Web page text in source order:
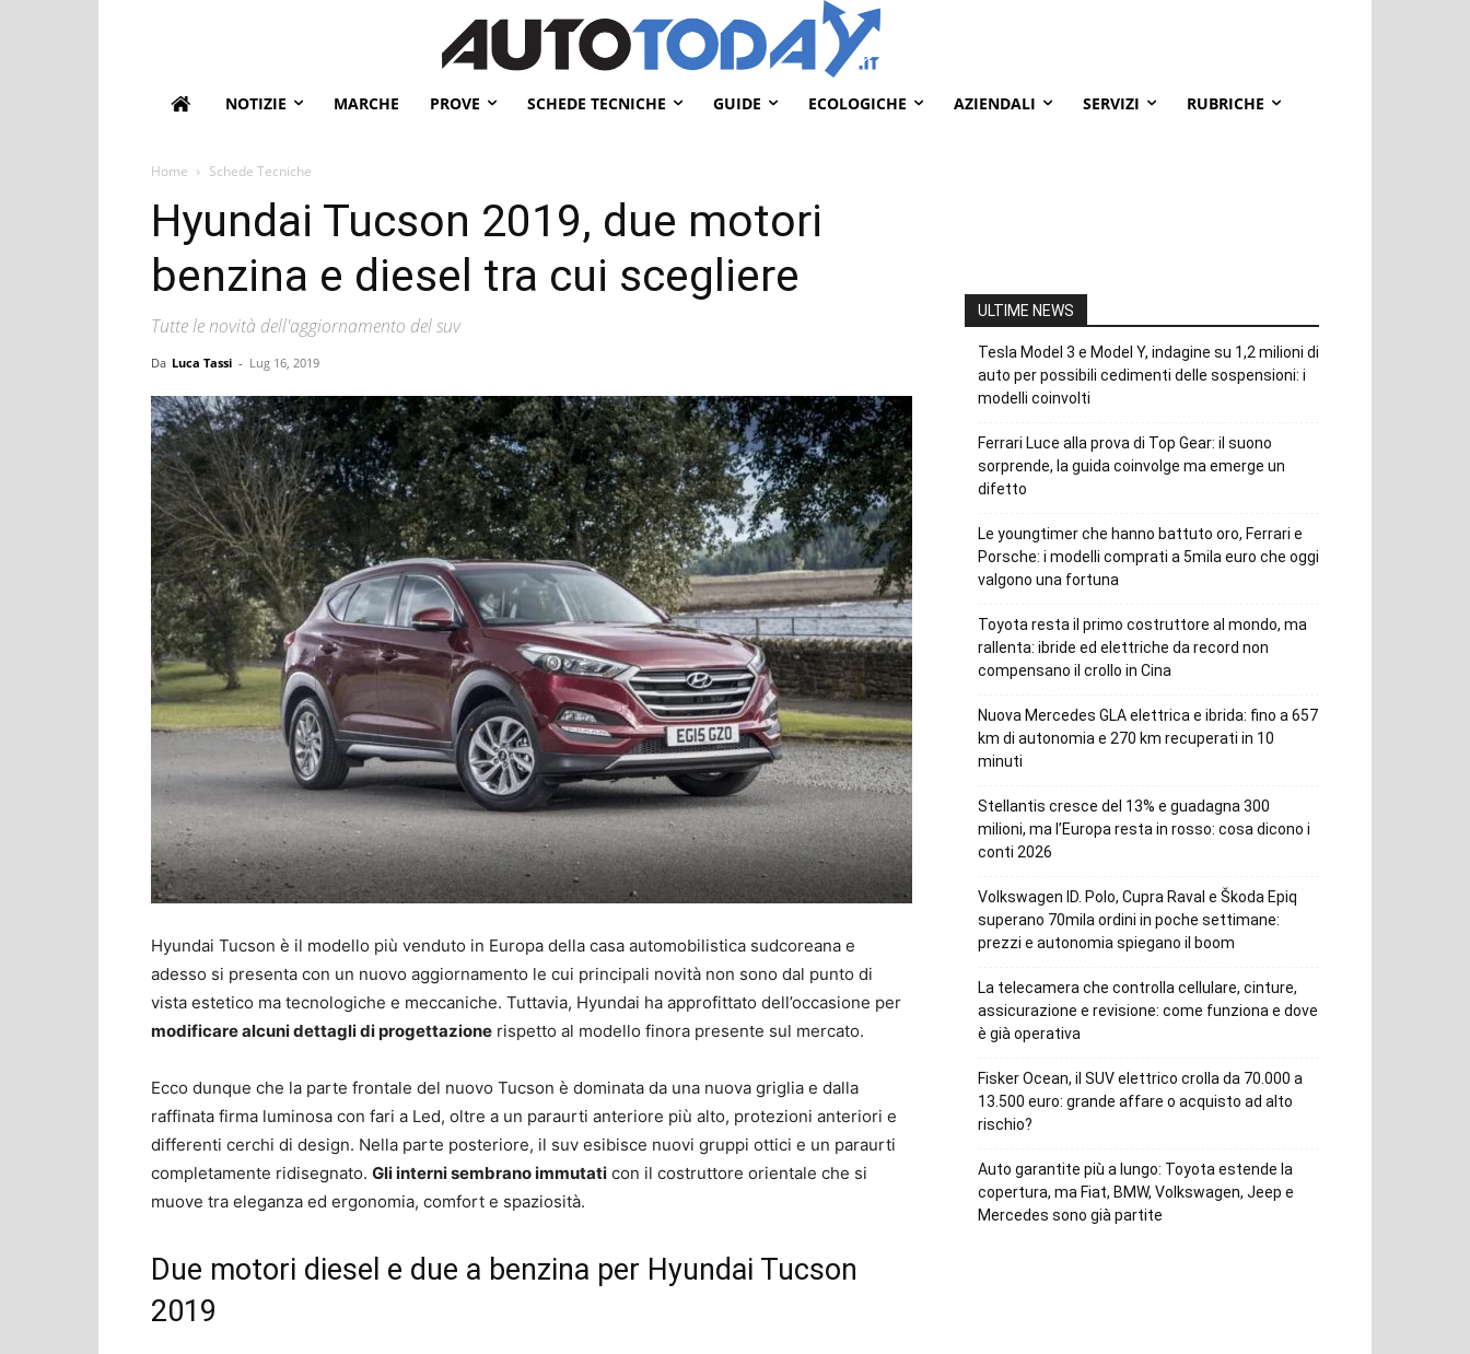
NOTIZIE MARCHE PROVE SCHEDE TECNICHE GUIDE ECOLOGICHE AZIENDALI SERVIZI RUBRICHE
Home Schede Tecniche
Hyundai Tucson 2019, due motori
benzina e diesel tra cui scegliere
Tutte le novità dell'aggiornamento del suv
Da Luca Tassi - Lug 16, 2019
Hyundai Tucson è il modello più venduto in Europa della casa automobilistica sudcoreana e
adesso si presenta con un nuovo aggiornamento le cui principali novità non sono dal punto di
vista estetico ma tecnologiche e meccaniche. Tuttavia, Hyundai ha approfittato dell’occasione per
modificare alcuni dettagli di progettazione rispetto al modello finora presente sul mercato.
Ecco dunque che la parte frontale del nuovo Tucson è dominata da una nuova griglia e dalla
raffinata firma luminosa con fari a Led, oltre a un paraurti anteriore più alto, protezioni anteriori e
differenti cerchi di design. Nella parte posteriore, il suv esibisce nuovi gruppi ottici e un paraurti
completamente ridisegnato. Gli interni sembrano immutati con il costruttore orientale che si
muove tra eleganza ed ergonomia, comfort e spaziosità.
Due motori diesel e due a benzina per Hyundai Tucson
2019
ULTIME NEWS
Tesla Model 3 e Model Y, indagine su 1,2 milioni di
auto per possibili cedimenti delle sospensioni: i
modelli coinvolti
Ferrari Luce alla prova di Top Gear: il suono
sorprende, la guida coinvolge ma emerge un
difetto
Le youngtimer che hanno battuto oro, Ferrari e
Porsche: i modelli comprati a 5mila euro che oggi
valgono una fortuna
Toyota resta il primo costruttore al mondo, ma
rallenta: ibride ed elettriche da record non
compensano il crollo in Cina
Nuova Mercedes GLA elettrica e ibrida: fino a 657
km di autonomia e 270 km recuperati in 10
minuti
Stellantis cresce del 13% e guadagna 300
milioni, ma l’Europa resta in rosso: cosa dicono i
conti 2026
Volkswagen ID. Polo, Cupra Raval e Škoda Epiq
superano 70mila ordini in poche settimane:
prezzi e autonomia spiegano il boom
La telecamera che controlla cellulare, cinture,
assicurazione e revisione: come funziona e dove
è già operativa
Fisker Ocean, il SUV elettrico crolla da 70.000 a
13.500 euro: grande affare o acquisto ad alto
rischio?
Auto garantite più a lungo: Toyota estende la
copertura, ma Fiat, BMW, Volkswagen, Jeep e
Mercedes sono già partite